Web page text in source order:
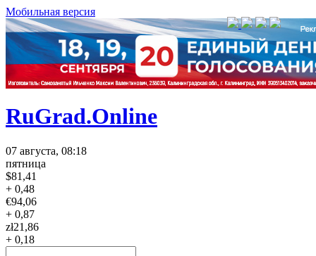
Мобильная версия
RuGrad.Online
07 августа, 08:18
пятница
$81,41
+ 0,48
€94,06
+ 0,87
zł21,86
+ 0,18